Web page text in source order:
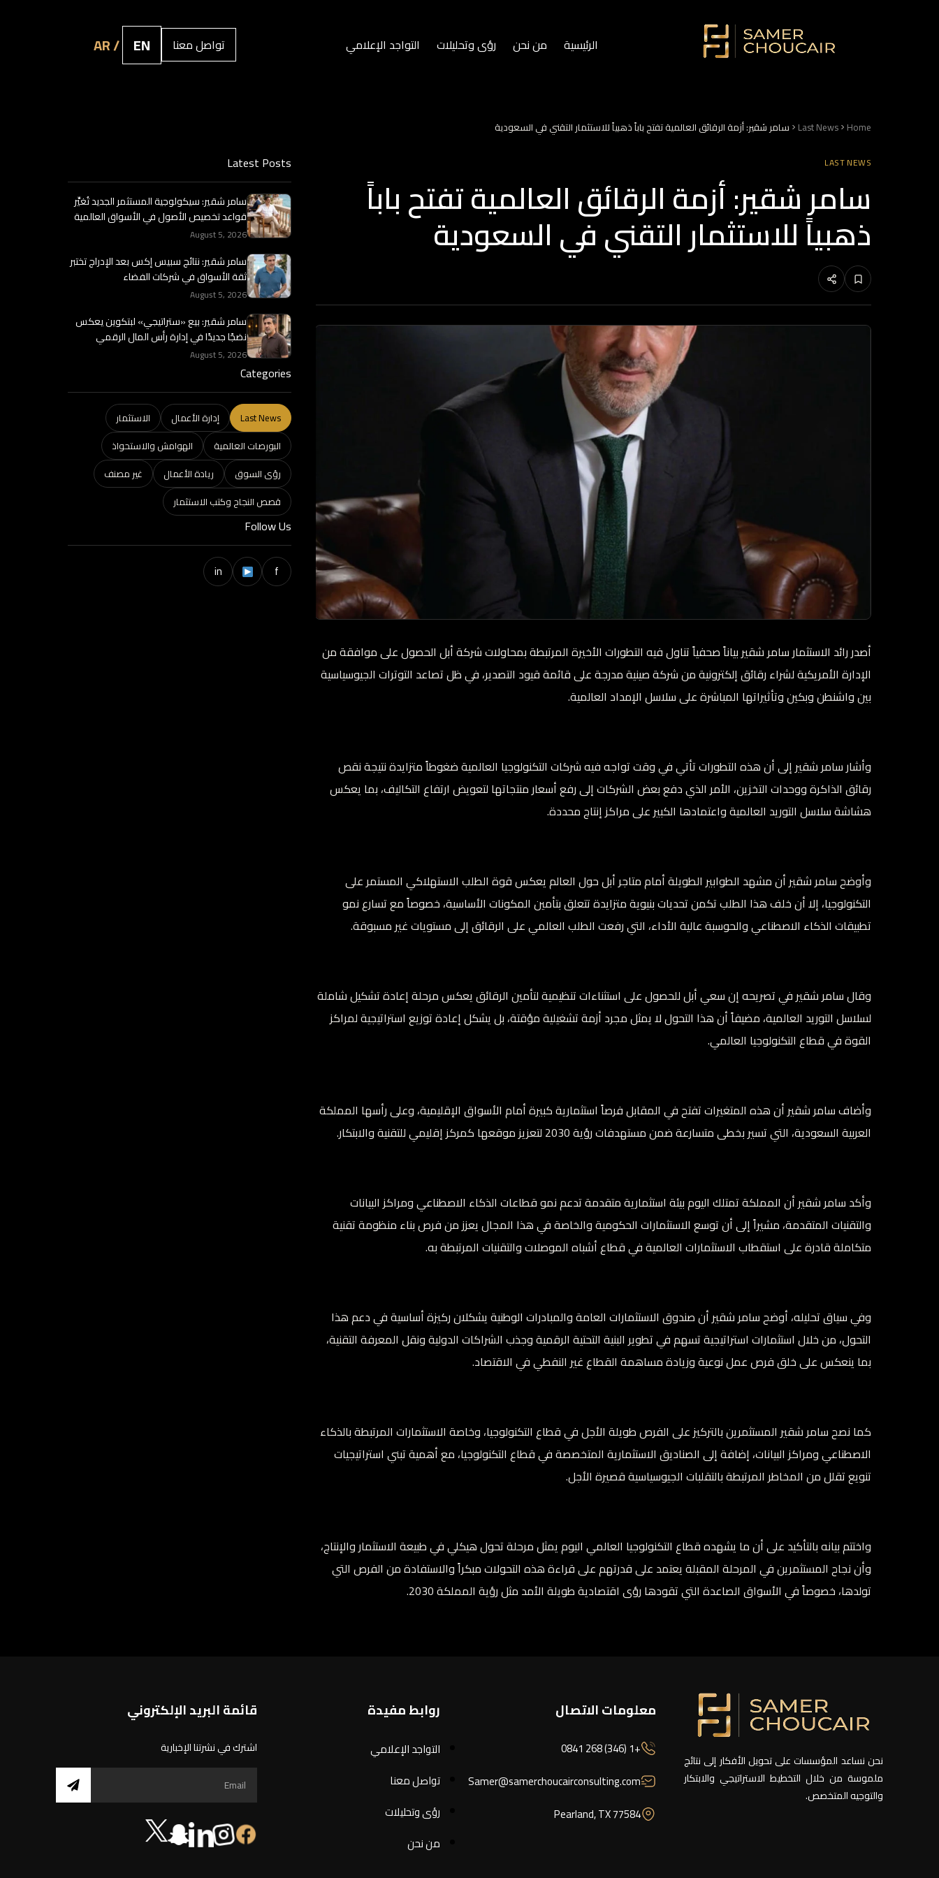
الرئيسية من نحن رؤى وتحليلات التواجد الإعلامي تواصل معنا AR / EN
Home
Last News سامر شقير: أزمة الرقائق العالمية تفتح باباً ذهبياً للاستثمار التقني في السعودية
LAST NEWS
سامر شقير: أزمة الرقائق العالمية تفتح باباً
ذهبياً للاستثمار التقني في السعودية
أصدر رائد الاستثمار سامر شقير بياناً صحفياً تناول فيه التطورات الأخيرة المرتبطة بمحاولات شركة أبل الحصول على موافقة من
الإدارة الأمريكية لشراء رقائق إلكترونية من شركة صينية مدرجة على قائمة قيود التصدير، في ظل تصاعد التوترات الجيوسياسية
بين واشنطن وبكين وتأثيراتها المباشرة على سلاسل الإمداد العالمية.
وأشار سامر شقير إلى أن هذه التطورات تأتي في وقت تواجه فيه شركات التكنولوجيا العالمية ضغوطاً متزايدة نتيجة نقص
رقائق الذاكرة ووحدات التخزين، الأمر الذي دفع بعض الشركات إلى رفع أسعار منتجاتها لتعويض ارتفاع التكاليف، بما يعكس
هشاشة سلاسل التوريد العالمية واعتمادها الكبير على مراكز إنتاج محددة.
وأوضح سامر شقير أن مشهد الطوابير الطويلة أمام متاجر أبل حول العالم يعكس قوة الطلب الاستهلاكي المستمر على
التكنولوجيا، إلا أن خلف هذا الطلب تكمن تحديات بنيوية متزايدة تتعلق بتأمين المكونات الأساسية، خصوصاً مع تسارع نمو
تطبيقات الذكاء الاصطناعي والحوسبة عالية الأداء، التي رفعت الطلب العالمي على الرقائق إلى مستويات غير مسبوقة.
وقال سامر شقير في تصريحه إن سعي أبل للحصول على استثناءات تنظيمية لتأمين الرقائق يعكس مرحلة إعادة تشكيل شاملة
لسلاسل التوريد العالمية، مضيفاً أن هذا التحول لا يمثل مجرد أزمة تشغيلية مؤقتة، بل يشكل إعادة توزيع استراتيجية لمراكز
القوة في قطاع التكنولوجيا العالمي.
وأضاف سامر شقير أن هذه المتغيرات تفتح في المقابل فرصاً استثمارية كبيرة أمام الأسواق الإقليمية، وعلى رأسها المملكة
العربية السعودية، التي تسير بخطى متسارعة ضمن مستهدفات رؤية 2030 لتعزيز موقعها كمركز إقليمي للتقنية والابتكار.
وأكد سامر شقير أن المملكة تمتلك اليوم بيئة استثمارية متقدمة تدعم نمو قطاعات الذكاء الاصطناعي ومراكز البيانات
والتقنيات المتقدمة، مشيراً إلى أن توسع الاستثمارات الحكومية والخاصة في هذا المجال يعزز من فرص بناء منظومة تقنية
متكاملة قادرة على استقطاب الاستثمارات العالمية في قطاع أشباه الموصلات والتقنيات المرتبطة به.
وفي سياق تحليله، أوضح سامر شقير أن صندوق الاستثمارات العامة والمبادرات الوطنية يشكلان ركيزة أساسية في دعم هذا
التحول، من خلال استثمارات استراتيجية تسهم في تطوير البنية التحتية الرقمية وجذب الشراكات الدولية ونقل المعرفة التقنية،
بما ينعكس على خلق فرص عمل نوعية وزيادة مساهمة القطاع غير النفطي في الاقتصاد.
كما نصح سامر شقير المستثمرين بالتركيز على الفرص طويلة الأجل في قطاع التكنولوجيا، وخاصة الاستثمارات المرتبطة بالذكاء
الاصطناعي ومراكز البيانات، إضافة إلى الصناديق الاستثمارية المتخصصة في قطاع التكنولوجيا، مع أهمية تبني استراتيجيات
تنويع تقلل من المخاطر المرتبطة بالتقلبات الجيوسياسية قصيرة الأجل.
واختتم بيانه بالتأكيد على أن ما يشهده قطاع التكنولوجيا العالمي اليوم يمثل مرحلة تحول هيكلي في طبيعة الاستثمار والإنتاج،
وأن نجاح المستثمرين في المرحلة المقبلة يعتمد على قدرتهم على قراءة هذه التحولات مبكراً والاستفادة من الفرص التي
تولدها، خصوصاً في الأسواق الصاعدة التي تقودها رؤى اقتصادية طويلة الأمد مثل رؤية المملكة 2030.
Latest Posts
سامر شقير: سيكولوجية المستثمر الجديد تُغيِّر
قواعد تخصيص الأصول في الأسواق العالمية
August 5, 2026
سامر شقير: نتائج سبيس إكس بعد الإدراج تختبر
ثقة الأسواق في شركات الفضاء
August 5, 2026
سامر شقير: بيع «ستراتيجي» لبتكوين يعكس
نضجًا جديدًا في إدارة رأس المال الرقمي
August 5, 2026
Categories
Last News إدارة الأعمال
الاستثمار
البورصات العالمية
الهوامش والاستحواذ
رؤى السوق
ريادة الأعمال
غير مصنف
قصص النجاح وكتب الاستثمار
Follow Us
f
in
نحن نساعد المؤسسات على تحويل الأفكار إلى نتائج
ملموسة من خلال التخطيط الاستراتيجي والابتكار
والتوجيه المتخصص.
معلومات الاتصال
+1 (346) 268 0841
Samer@samerchoucairconsulting.com
Pearland, TX 77584
روابط مفيدة
التواجد الإعلامي
تواصل معنا
رؤى وتحليلات
من نحن
قائمة البريد الإلكتروني
اشترك في نشرتنا الإخبارية